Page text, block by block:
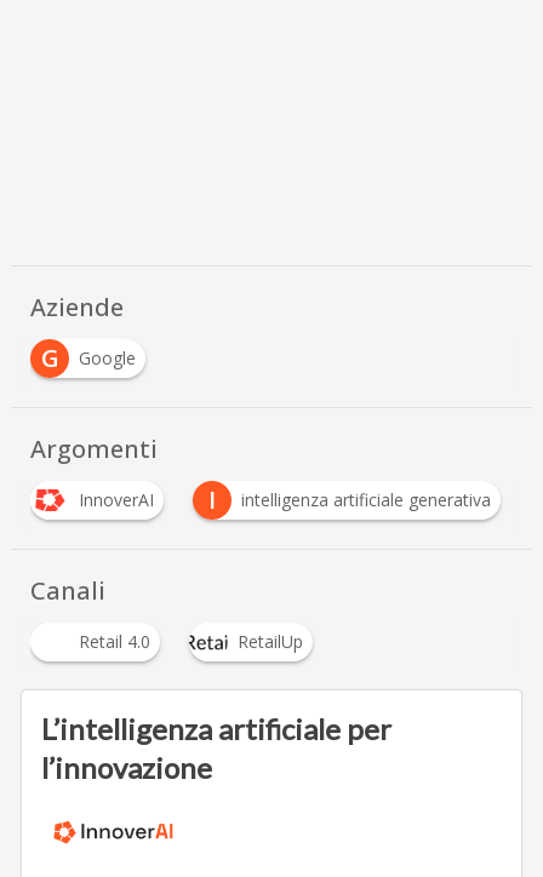
Aziende
G
Google
Argomenti
I
intelligenza artificiale generativa
Canali
Retail 4.0 RetailUp
L’intelligenza artificiale per
l’innovazione